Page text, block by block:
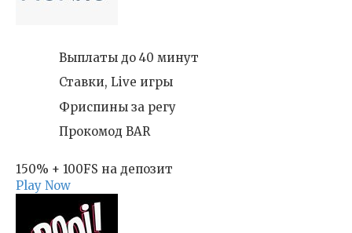
Выплаты до 40 минут
Ставки, Live игры
Фриспины за регу
Прокомод BAR
150% + 100FS на депозит
Play Now